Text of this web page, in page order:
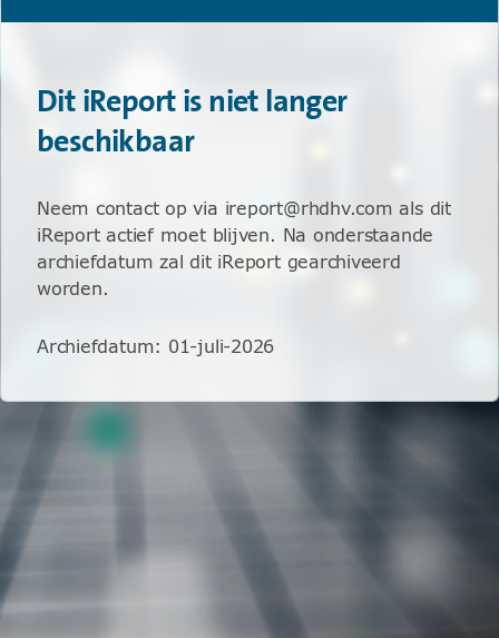
Dit iReport is niet langer
beschikbaar
Neem contact op via ireport@rhdhv.com als dit
iReport actief moet blijven. Na onderstaande
archiefdatum zal dit iReport gearchiveerd
worden.
Archiefdatum: 01-juli-2026